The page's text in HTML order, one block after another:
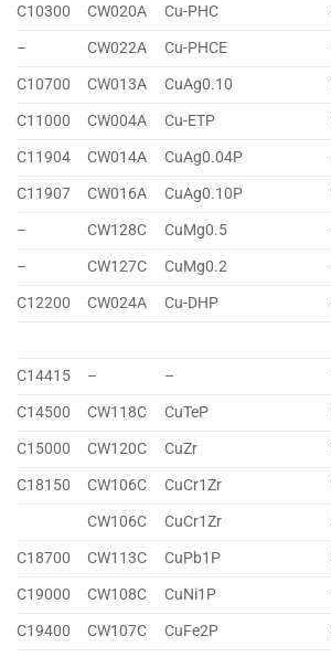
C10300
CW020A Cu-PHC
–
CW022A Cu-PHCE
C10700
CW013A CuAg0.10
C11000
CW004A Cu-ETP
C11904
CW014A CuAg0.04P
C11907
CW016A CuAg0.10P
–
CW128C CuMg0.5
–
CW127C CuMg0.2
C12200
CW024A Cu-DHP
C14415 – –
C14500
CW118C CuTeP
C15000
CW120C CuZr
C18150
CW106C CuCr1Zr
CW106C
CuCr1Zr
C18700
CW113C CuPb1P
C19000
CW108C CuNi1P
C19400
CW107C CuFe2P